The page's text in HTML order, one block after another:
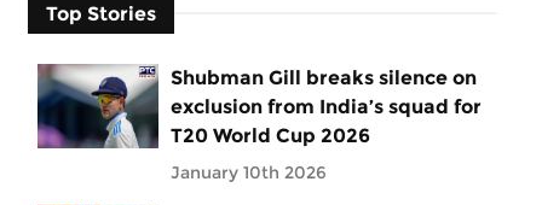
Top Stories
Shubman Gill breaks silence on
exclusion from India’s squad for
T20 World Cup 2026
January 10th 2026